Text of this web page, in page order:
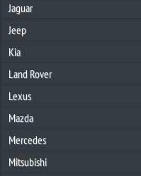
Jaguar
Jeep
Kia
Land Rover
Lexus
Mazda
Mercedes
Mitsubishi